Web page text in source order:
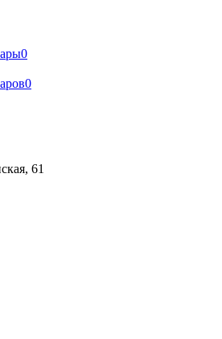
0
0
61